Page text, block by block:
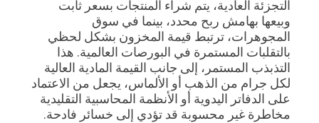
التجزئة العادية، يتم شراء المنتجات بسعر ثابت
وبيعها بهامش ربح محدد، بينما في سوق
المجوهرات، ترتبط قيمة المخزون بشكل لحظي
بالتقلبات المستمرة في البورصات العالمية. هذا
التذبذب المستمر، إلى جانب القيمة المادية العالية
لكل جرام من الذهب أو الألماس، يجعل من الاعتماد
على الدفاتر اليدوية أو الأنظمة المحاسبية التقليدية
مخاطرة غير محسوبة قد تؤدي إلى خسائر فادحة.